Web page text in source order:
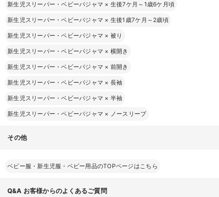
新生児スリーパー・ベビーパジャマ × 生後7ケ月～1歳6ケ月頃
新生児スリーパー・ベビーパジャマ × 生後1歳7ケ月～2歳頃
新生児スリーパー・ベビーパジャマ × 被り
新生児スリーパー・ベビーパジャマ × 横開き
新生児スリーパー・ベビーパジャマ × 前開き
新生児スリーパー・ベビーパジャマ × 長袖
新生児スリーパー・ベビーパジャマ × 半袖
新生児スリーパー・ベビーパジャマ × ノースリーブ
その他
ベビー服・新生児服・ベビー用品のTOPページはこちら
Q&A お客様からのよくあるご質問